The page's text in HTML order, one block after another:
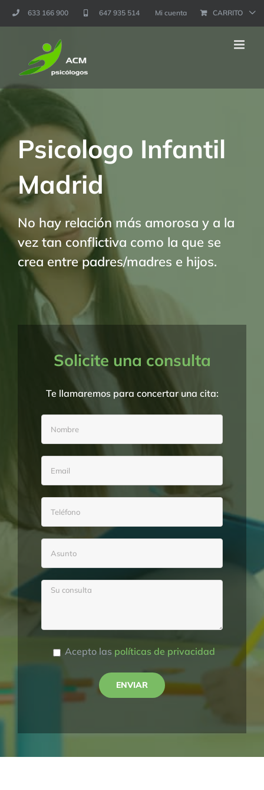
Saltar
al
633 166 900 647 935 514 Mi cuenta CARRITO
Psicologo Infantil
Madrid
No hay relación más amorosa y a la
vez tan conflictiva como la que se
crea entre padres/madres e hijos.
Solicite una consulta
Te llamaremos para concertar una cita:
Acepto las políticas de privacidad